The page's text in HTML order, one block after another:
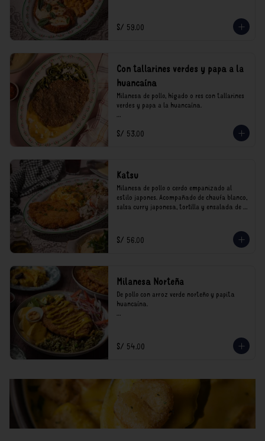
*Nuestros precios están expresados en soles e
incluyen impuestos de ley y recargo al
S/ 59.00
Con tallarines verdes y papa a la
huancaína
Milanesa de pollo, hígado o res con tallarines
verdes y papa a la huancaína.
*Nuestros precios están expresados en soles e
incluyen impuestos de ley y recargo al
S/ 53.00
Katsu
Milanesa de pollo o cerdo empanizado al
estilo japones. Acompañado de chaufa blanco,
salsa curry japonesa, tortilla y ensalada de
*Nuestros precios están expresados en soles e
incluyen impuestos de ley y recargo al
S/ 56.00
Milanesa Norteña
De pollo con arroz verde norteño y papita
huancaína.
consumo.
S/ 54.00